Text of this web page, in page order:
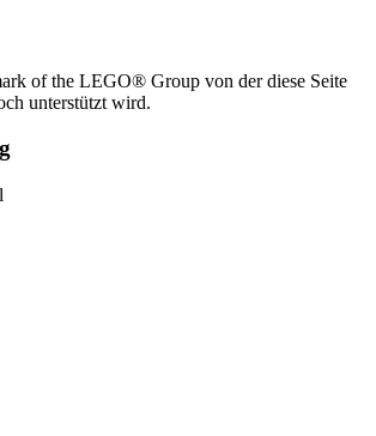
of the LEGO® Group von der diese Seite
unterstützt wird.